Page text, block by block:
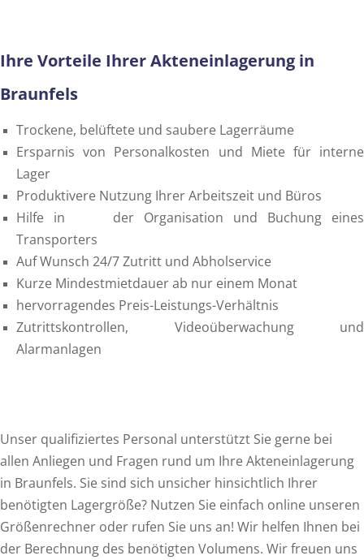
Ihre Vorteile Ihrer Akteneinlagerung in
Braunfels
Trockene, belüftete und saubere Lagerräume
Ersparnis von Personalkosten und Miete für interne
Lager
Produktivere Nutzung Ihrer Arbeitszeit und Büros
Hilfe in der Organisation und Buchung eines
Transporters
Auf Wunsch 24/7 Zutritt und Abholservice
Kurze Mindestmietdauer ab nur einem Monat
hervorragendes Preis-Leistungs-Verhältnis
Zutrittskontrollen, Videoüberwachung und
Alarmanlagen
Unser qualifiziertes Personal unterstützt Sie gerne bei
allen Anliegen und Fragen rund um Ihre Akteneinlagerung
in Braunfels. Sie sind sich unsicher hinsichtlich Ihrer
benötigten Lagergröße? Nutzen Sie einfach online unseren
Größenrechner oder rufen Sie uns an! Wir helfen Ihnen bei
der Berechnung des benötigten Volumens. Wir freuen uns